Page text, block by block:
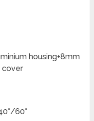
housing+8mm
cover
60°